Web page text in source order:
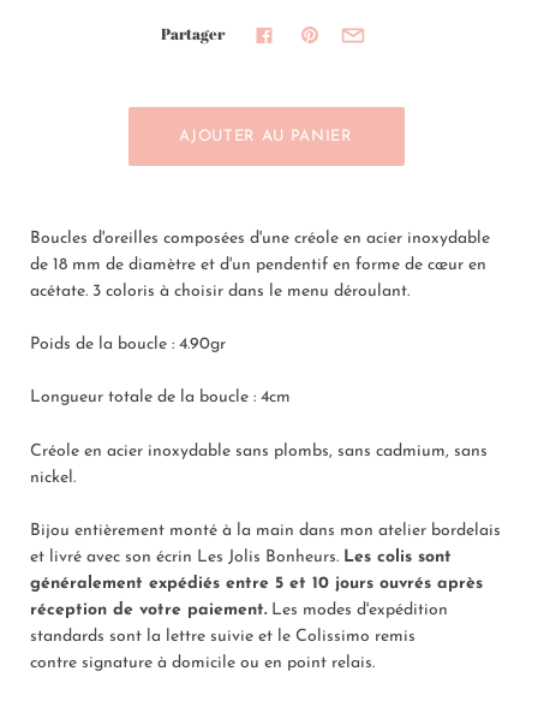
Partager
Boucles d'oreilles composées d'une créole en acier inoxydable
de 18 mm de diamètre et d'un pendentif en forme de cœur en
acétate. 3 coloris à choisir dans le menu déroulant.
Poids de la boucle : 4.90gr
Longueur totale de la boucle : 4cm
Créole en acier inoxydable sans plombs, sans cadmium, sans
nickel.
Bijou entièrement monté à la main dans mon atelier bordelais
et livré avec son écrin Les Jolis Bonheurs. Les colis sont
généralement expédiés entre 5 et 10 jours ouvrés après
réception de votre paiement. Les modes d'expédition
standards sont la lettre suivie et le Colissimo remis
contre signature à domicile ou en point relais.